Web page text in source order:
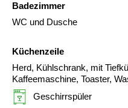
Badezimmer
WC und Dusche
Küchenzeile
Herd, Kühlschrank, mit
Kaffeemaschine, Toaster,
Geschirrspüler